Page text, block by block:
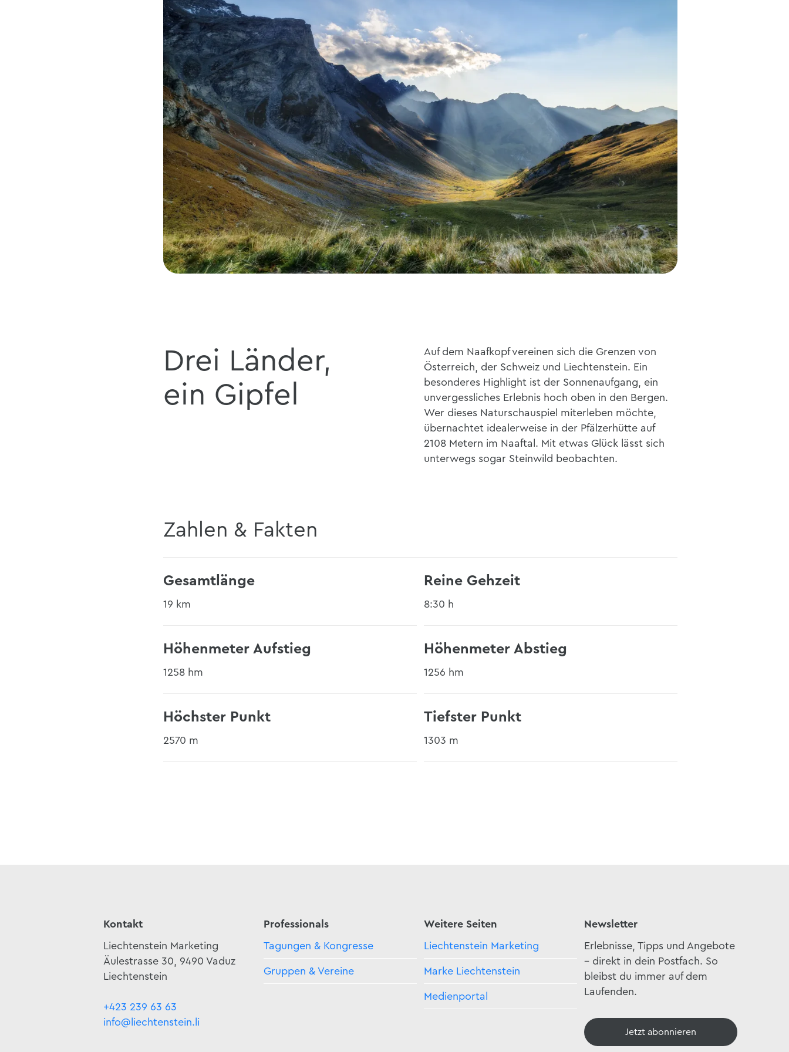
Drei Länder,
ein Gipfel
Auf dem Naafkopf vereinen sich die Grenzen von
Österreich, der Schweiz und Liechtenstein. Ein
besonderes Highlight ist der Sonnenaufgang, ein
unvergessliches Erlebnis hoch oben in den Bergen.
Wer dieses Naturschauspiel miterleben möchte,
übernachtet idealerweise in der Pfälzerhütte auf
2108 Metern im Naaftal. Mit etwas Glück lässt sich
unterwegs sogar Steinwild beobachten.
Zahlen & Fakten
Gesamtlänge
19 km
Reine Gehzeit
8:30 h
Höhenmeter Aufstieg
1258 hm
Höhenmeter Abstieg
1256 hm
Höchster Punkt
2570 m
Tiefster Punkt
1303 m
Kontakt
Liechtenstein Marketing
Äulestrasse 30, 9490 Vaduz
Liechtenstein
+423 239 63 63
info@liechtenstein.li
Professionals
Tagungen & Kongresse
Gruppen & Vereine
Weitere Seiten
Liechtenstein Marketing
Marke Liechtenstein
Medienportal
Newsletter
Erlebnisse, Tipps und Angebote
– direkt in dein Postfach. So
bleibst du immer auf dem
Laufenden.
Jetzt abonnieren